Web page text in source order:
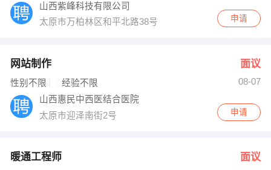
山西紫峰科技有限公司
太原市万柏林区和平北路38号
申请
网站制作 面议
性别不限 经验不限
08-07
山西惠民中西医结合医院
太原市迎泽南街2号
申请
暖通工程师 面议